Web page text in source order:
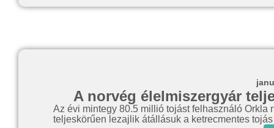
A norvég élelmiszergyár
Az évi mintegy 80.5 millió tojást felhasználó
teljeskörűen lezajlik átállásuk a ketrecmentes